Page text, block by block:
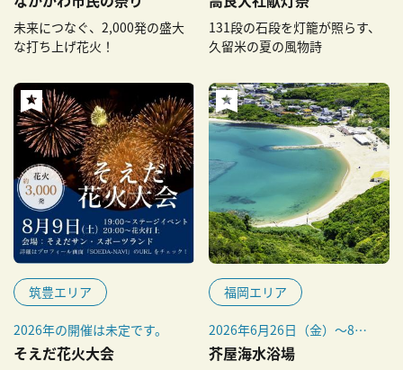
なし）
未来につなぐ、2,000発の盛大
な打ち上げ花火！
※毎年8月1日～31日
131段の石段を灯籠が照らす、
久留米の夏の風物詩
筑豊エリア
2026年の開催は未定です。
そえだ花火大会
福岡エリア
2026年6月26日（金）～8月
下旬
芥屋海水浴場